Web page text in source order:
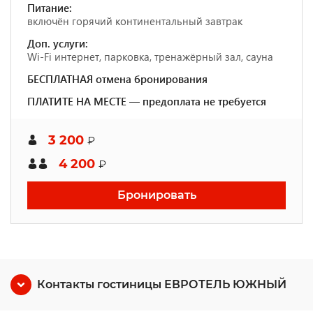
Питание:
включён горячий континентальный завтрак
Доп. услуги:
Wi-Fi интернет, парковка, тренажёрный зал, сауна
БЕСПЛАТНАЯ отмена бронирования
ПЛАТИТЕ НА МЕСТЕ — предоплата не требуется
3 200 ₽
4 200 ₽
Бронировать
Контакты гостиницы ЕВРОТЕЛЬ ЮЖНЫЙ